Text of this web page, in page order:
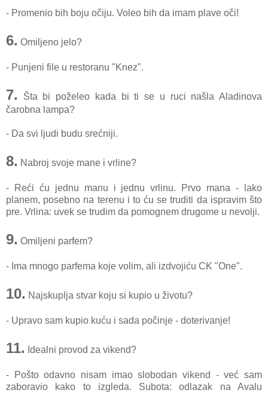
- Promenio bih boju očiju. Voleo bih da imam plave oči!
6. Omiljeno jelo?
- Punjeni file u restoranu "Knez".
7.
Šta bi poželeo kada bi ti se u ruci našla Aladinova
čarobna lampa?
- Da svi ljudi budu srećniji.
8. Nabroj svoje mane i vrline?
- Reći ću jednu manu i jednu vrlinu. Prvo mana - lako
planem, posebno na terenu i to ću se truditi da ispravim što
pre. Vrlina: uvek se trudim da pomognem drugome u nevolji.
9. Omiljeni parfem?
- Ima mnogo parfema koje volim, ali izdvojiću CK "One".
10. Najskuplja stvar koju si kupio u životu?
- Upravo sam kupio kuću i sada počinje - doterivanje!
11. Idealni provod za vikend?
- Pošto odavno nisam imao slobodan vikend - već sam
zaboravio kako to izgleda. Subota: odlazak na Avalu